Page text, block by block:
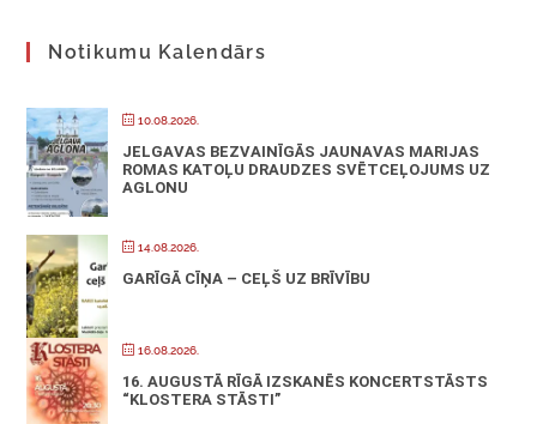
Notikumu Kalendārs
10.08.2026.
JELGAVAS BEZVAINĪGĀS JAUNAVAS MARIJAS
ROMAS KATOĻU DRAUDZES SVĒTCEĻOJUMS UZ
AGLONU
14.08.2026.
GARĪGĀ CĪŅA – CEĻŠ UZ BRĪVĪBU
16.08.2026.
16. AUGUSTĀ RĪGĀ IZSKANĒS KONCERTSTĀSTS
“KLOSTERA STĀSTI”